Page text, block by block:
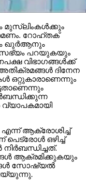
മുസ്‌ലിംകള്‍ക്കും
റോഹ്തക്
ഖുര്‍ആനും
പറയുകയും
വിഭാഗങ്ങള്‍ക്ക്
ദിനേന
ഒറ്റുകാരാണെന്നും
എന്ന് ആക്രോശിച്ച്
ഒഴിച്ച്
ആക്രമിക്കുകയും
സോഷ്യല്‍